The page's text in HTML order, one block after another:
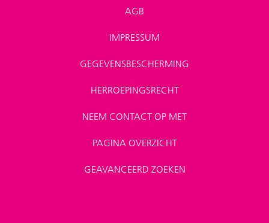
AGB
IMPRESSUM
GEGEVENSBESCHERMING
HERROEPINGSRECHT
NEEM CONTACT OP MET
PAGINA OVERZICHT
GEAVANCEERD ZOEKEN